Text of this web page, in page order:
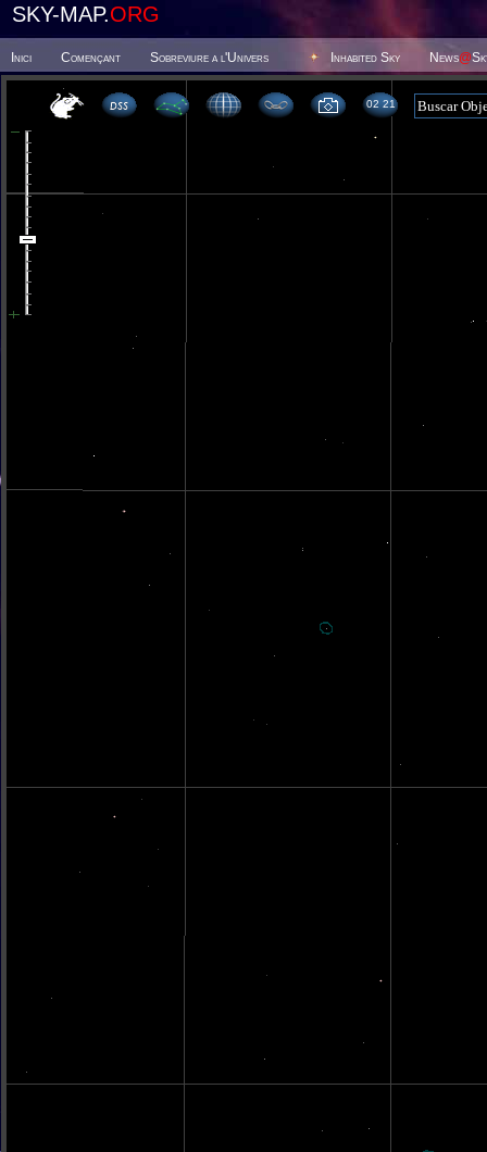
SKY-MAP.ORG
Inici Començant Sobreviure a l'Univers Inhabited Sky News@
02 21